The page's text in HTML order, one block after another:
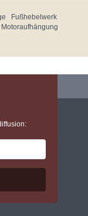
Fußhebelwerk
Motoraufhängung